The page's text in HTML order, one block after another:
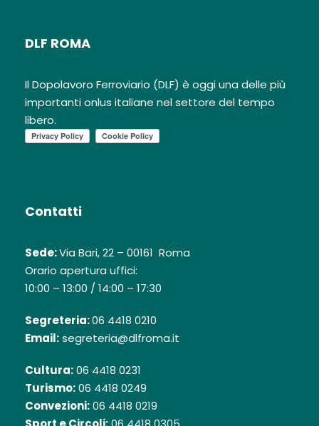
DLF ROMA
Il Dopolavoro Ferroviario (DLF) è oggi una delle più
importanti onlus italiane nel settore del tempo
libero.
Contatti
Sede:Via Bari, 22 – 00161 Roma
Orario apertura uffici:
10:00 – 13:00 / 14:00 – 17:30
Segreteria:06 4418 0210
Email:segreteria@dlfroma.it
Cultura:06 4418 0231
Turismo:06 4418 0249
Convezioni:06 4418 0219